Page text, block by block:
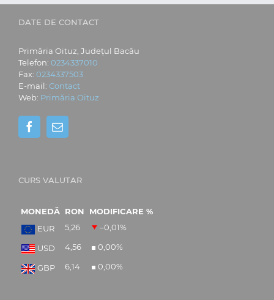
DATE DE CONTACT
Primăria Oituz, Județul Bacău
Telefon: 0234337010
Fax: 0234337503
E-mail: Contact
Web: Primăria Oituz
CURS VALUTAR
MONEDĂ RON
MODIFICARE %
EUR
5,26 –0,01%
USD 4,56 0,00%
GBP 6,14 0,00%